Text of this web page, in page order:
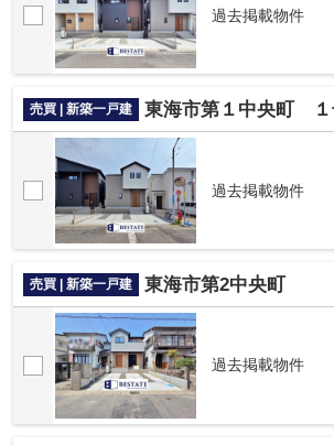
過去掲載物件
売買 | 新築一戸建 東海市第１中央町 １
過去掲載物件
売買 | 新築一戸建 東海市第2中央町
過去掲載物件